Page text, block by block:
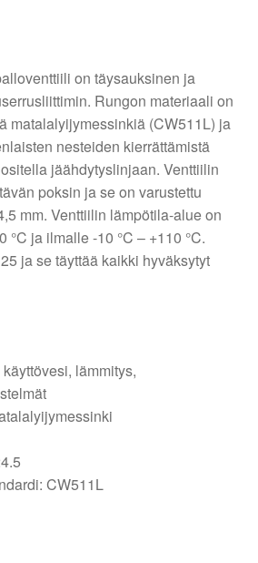
on täysauksinen ja
Rungon materiaali on
matalalyijymessinkiä (CW511L) ja
nesteiden kierrättämistä
jäähdytyslinjaan. Venttiilin
poksin ja se on varustettu
mm. Venttiilin lämpötila-alue on
°C ja ilmalle -10 °C – +110 °C.
ja se täyttää kaikki hyväksytyt
lämmitys,
CW511L